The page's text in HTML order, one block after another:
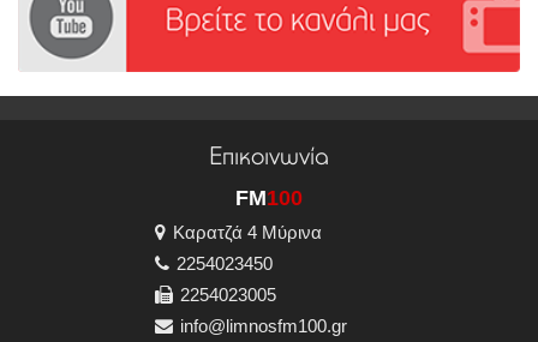
Επικοινωνία
FM100
Καρατζά 4 Μύρινα
2254023450
2254023005
info@limnosfm100.gr